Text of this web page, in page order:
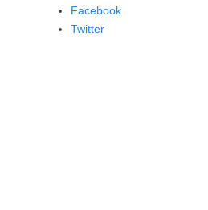
Facebook
Twitter